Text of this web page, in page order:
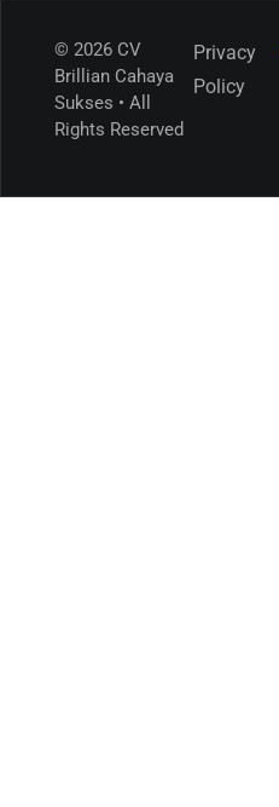
© 2026 CV
Brillian Cahaya
Sukses • All
Rights Reserved
Privacy
Policy